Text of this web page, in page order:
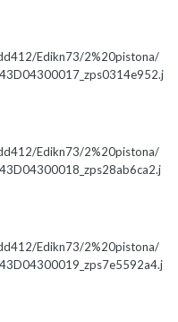
Edikn73/2%20pistona/
Edikn73/2%20pistona/
Edikn73/2%20pistona/